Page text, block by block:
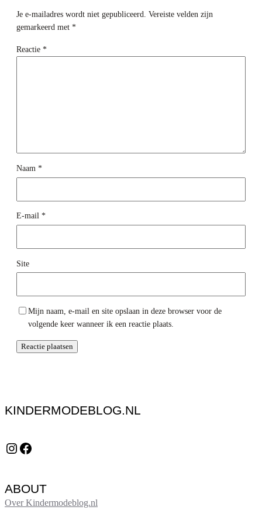
Je e-mailadres wordt niet gepubliceerd. Vereiste velden zijn
gemarkeerd met *
Reactie *
Naam *
E-mail *
Site
Mijn naam, e-mail en site opslaan in deze browser voor de
volgende keer wanneer ik een reactie plaats.
KINDERMODEBLOG.NL
Instagram Facebook
ABOUT
Over Kindermodeblog.nl